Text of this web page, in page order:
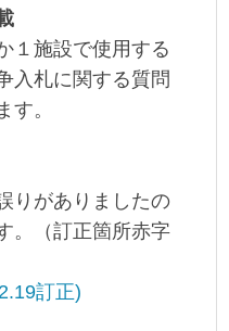
１施設で使用する
入札に関する質問
す。
りがありましたの
。（訂正箇所赤字
訂正)